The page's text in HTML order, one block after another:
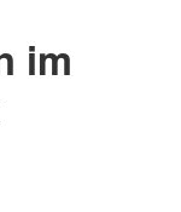
im